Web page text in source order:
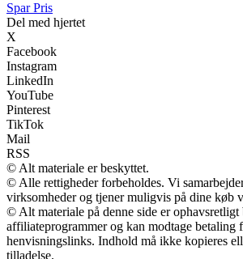
Spar Pris
Del med hjertet
X
Facebook
Instagram
LinkedIn
YouTube
Pinterest
TikTok
Mail
RSS
© Alt materiale er beskyttet.
© Alle rettigheder forbeholdes. Vi
virksomheder og tjener muligvis på dine køb
© Alt materiale på denne side er
affiliateprogrammer og kan modtage betaling
henvisningslinks. Indhold må ikke kopieres
tilladelse.